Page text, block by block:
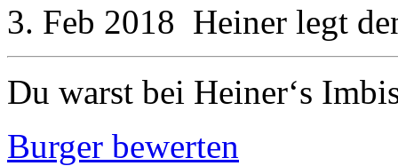
3. Feb 2018 Heiner legt
Du warst bei Heiner‘s
Burger bewerten